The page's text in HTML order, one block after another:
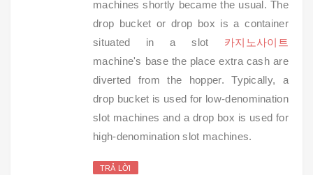
machines shortly became the usual. The
drop bucket or drop box is a container
situated in a slot 카지노사이트
machine's base the place extra cash are
diverted from the hopper. Typically, a
drop bucket is used for low-denomination
slot machines and a drop box is used for
high-denomination slot machines.
TRẢ LỜI